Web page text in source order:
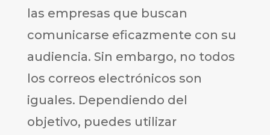
las empresas que buscan
comunicarse eficazmente con su
audiencia. Sin embargo, no todos
los correos electrónicos son
iguales. Dependiendo del
objetivo, puedes utilizar